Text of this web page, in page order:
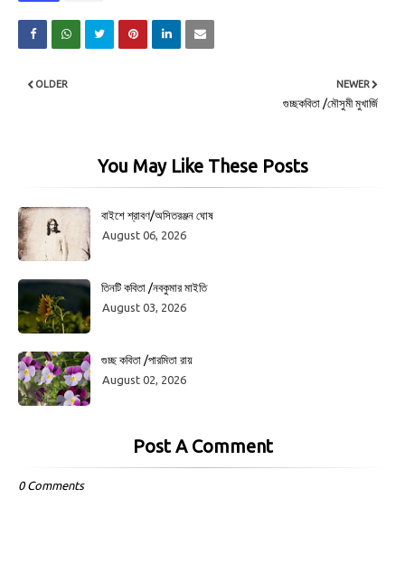
NEWER
গুচ্ছকবিতা /মৌসুমী মুখার্জি
OLDER
You May Like These Posts
বাইশে শ্রাবণ/অসিতরঞ্জন ঘোষ
August 06, 2026
তিনটি কবিতা /নবকুমার মাইতি
August 03, 2026
গুচ্ছ কবিতা /পারমিতা রায়
August 02, 2026
Post A Comment
0 Comments